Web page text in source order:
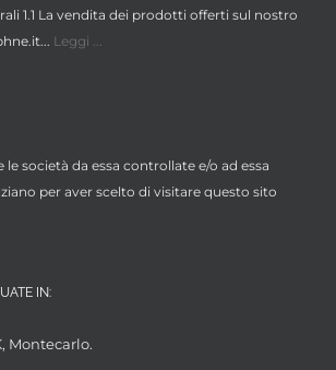
1.1 La vendita dei prodotti offerti sul nostro
Leggi ...
le società da essa controllate e/o ad essa
per aver scelto di visitare questo sito
IN:
Montecarlo.